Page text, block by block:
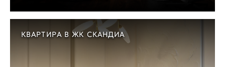
КВАРТИРА В ЖК СКАНДИА